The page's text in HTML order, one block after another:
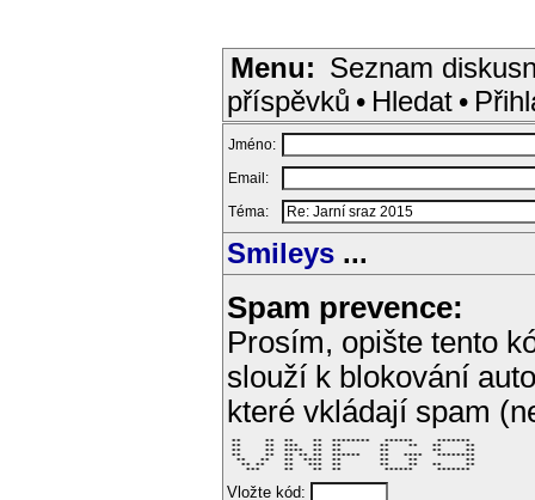
Menu: Seznam
příspěvků • Hledat •
Jméno:
Email:
Téma:
Smileys ...
Spam prevence:
Prosím, opište tento
slouží k blokování
které vkládají spam
**     **  **    **  ********   ******     *******
**     **  ***   **  **        **    **   **     **
**     **  ****  **  **        **         **     **
**     **  ** ** **  ******    **   ****   ********
  **   **   **  ****  **        **    **          **
   ** **    **   ***  **        **    **   **     **
    ***     **    **  **         ******     *******
Vložte kód: